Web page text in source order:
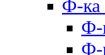
Ф-ка
Ф-
Ф-